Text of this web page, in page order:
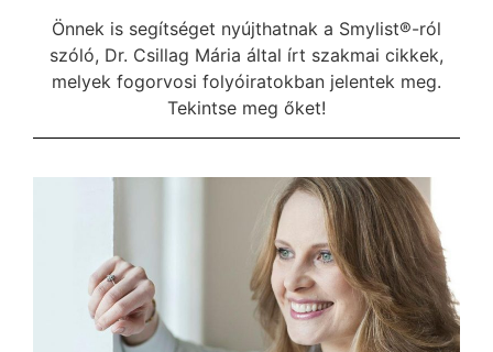
Önnek is segítséget nyújthatnak a Smylist®-ról
szóló, Dr. Csillag Mária által írt szakmai cikkek,
melyek fogorvosi folyóiratokban jelentek meg.
Tekintse meg őket!